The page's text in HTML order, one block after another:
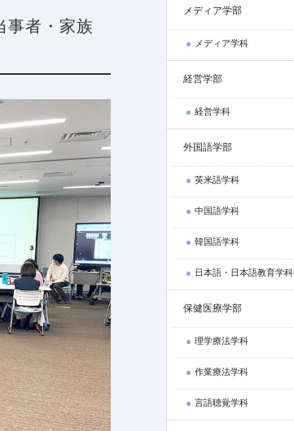
事者・家族
メディア学部
メディア学科
経営学部
経営学科
外国語学部
英米語学科
中国語学科
韓国語学科
日本語・日本語教育学科
保健医療学部
理学療法学科
作業療法学科
言語聴覚学科